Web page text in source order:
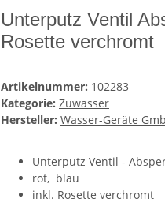
Unterputz Ventil
Rosette verchromt
Artikelnummer: 102283
Kategorie: Zuwasser
Hersteller: Wasser-Geräte
Unterputz Ventil -
rot, blau
inkl. Rosette verchromt